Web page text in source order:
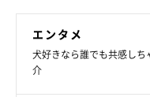
エンタメ
犬好きなら誰でも共感し
介